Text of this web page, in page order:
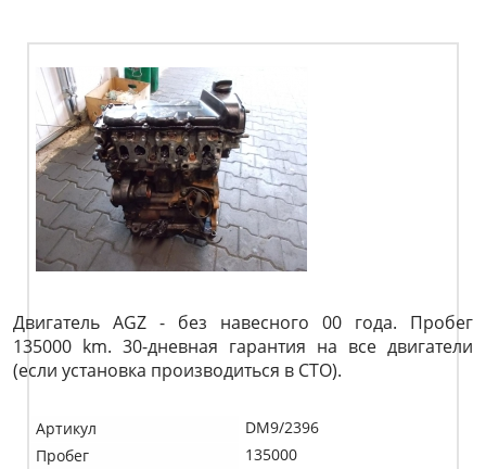
Двигатель AGZ - без навесного 00 года. Пробег
135000 km. 30-дневная гарантия на все двигатели
(если установка производиться в СТО).
Артикул
DM9/2396
Пробег
135000